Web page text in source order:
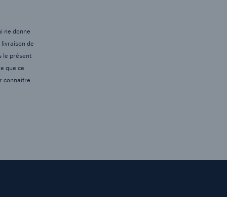
ne donne
de
le présent
que ce
connaître